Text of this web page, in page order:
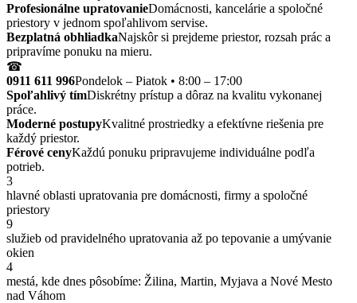
Profesionálne upratovanieDomácnosti, kancelárie a spoločné
priestory v jednom spoľahlivom servise.
Bezplatná obhliadkaNajskôr si prejdeme priestor, rozsah prác a
pripravíme ponuku na mieru.
☎
0911 611 996Pondelok – Piatok • 8:00 – 17:00
Spoľahlivý tímDiskrétny prístup a dôraz na kvalitu vykonanej
práce.
Moderné postupyKvalitné prostriedky a efektívne riešenia pre
každý priestor.
Férové cenyKaždú ponuku pripravujeme individuálne podľa
potrieb.
3
hlavné oblasti upratovania pre domácnosti, firmy a spoločné
priestory
9
služieb od pravidelného upratovania až po tepovanie a umývanie
okien
4
mestá, kde dnes pôsobíme: Žilina, Martin, Myjava a Nové Mesto
nad Váhom